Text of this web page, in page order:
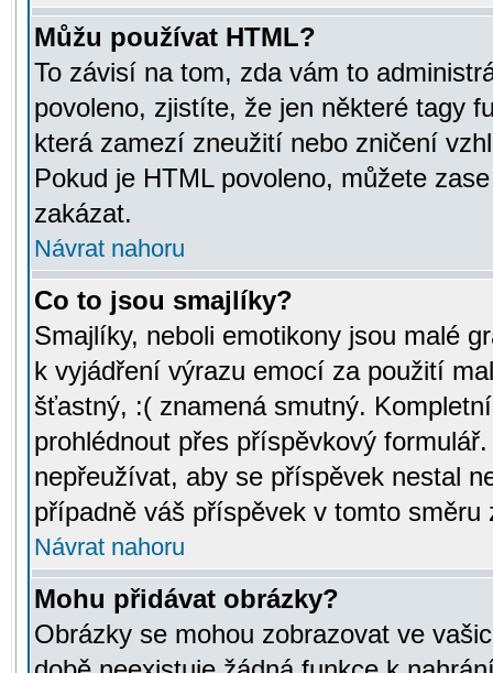
Můžu používat HTML?
To závisí na tom, zda vám to
povoleno, zjistíte, že jen některé tagy
která zamezí zneužití nebo zničení
Pokud je HTML povoleno, můžete
zakázat.
Návrat nahoru
Co to jsou smajlíky?
Smajlíky, neboli emotikony jsou malé
k vyjádření výrazu emocí za použití
šťastný, :( znamená smutný.
prohlédnout přes příspěvkový
nepřeužívat, aby se příspěvek nestal
případně váš příspěvek v tomto směru
Návrat nahoru
Mohu přidávat obrázky?
Obrázky se mohou zobrazovat ve